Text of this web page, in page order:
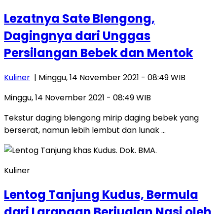
Lezatnya Sate Blengong,
Dagingnya dari Unggas
Persilangan Bebek dan Mentok
Kuliner | Minggu, 14 November 2021 - 08:49 WIB
Minggu, 14 November 2021 - 08:49 WIB
Tekstur daging blengong mirip daging bebek yang
berserat, namun lebih lembut dan lunak …
Kuliner
Lentog Tanjung Kudus, Bermula